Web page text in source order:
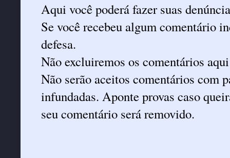
Aqui você poderá fazer suas
Se você recebeu algum comentário
defesa.
Não excluiremos os comentários
Não serão aceitos comentários com
infundadas. Aponte provas caso
seu comentário será removido.